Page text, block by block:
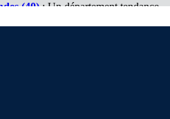
(40): Un département tendance